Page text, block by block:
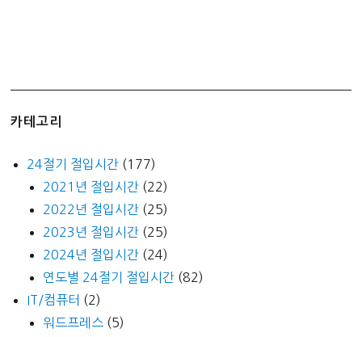
카테고리
24절기 절입시간 (177)
2021년 절입시간 (22)
2022년 절입시간 (25)
2023년 절입시간 (25)
2024년 절입시간 (24)
연도별 24절기 절입시간 (82)
IT/컴퓨터 (2)
워드프레스 (5)